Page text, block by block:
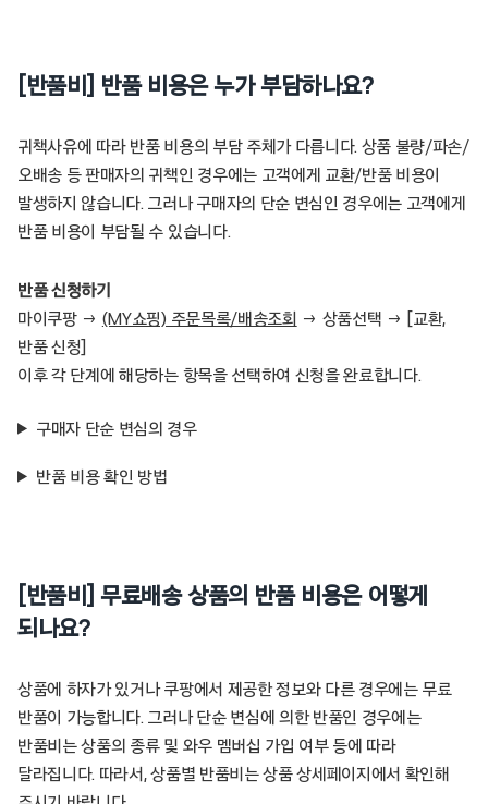
[반품비] 반품 비용은 누가 부담하나요?
귀책사유에 따라 반품 비용의 부담 주체가 다릅니다. 상품 불량/파손/
오배송 등 판매자의 귀책인 경우에는 고객에게 교환/반품 비용이
발생하지 않습니다. 그러나 구매자의 단순 변심인 경우에는 고객에게
반품 비용이 부담될 수 있습니다.
반품 신청하기
마이쿠팡 → (MY쇼핑) 주문목록/배송조회
→ 상품선택 → [교환,
반품 신청]
이후 각 단계에 해당하는 항목을 선택하여 신청을 완료합니다.
구매자 단순 변심의 경우
반품 비용 확인 방법
[반품비] 무료배송 상품의 반품 비용은 어떻게
되나요?
상품에 하자가 있거나 쿠팡에서 제공한 정보와 다른 경우에는 무료
반품이 가능합니다. 그러나 단순 변심에 의한 반품인 경우에는
반품비는 상품의 종류 및 와우 멤버십 가입 여부 등에 따라
달라집니다. 따라서, 상품별 반품비는 상품 상세페이지에서 확인해